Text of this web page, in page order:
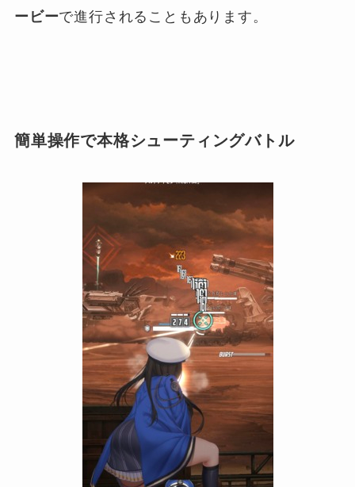
ービーで進行されることもあります。
簡単操作で本格シューティングバトル